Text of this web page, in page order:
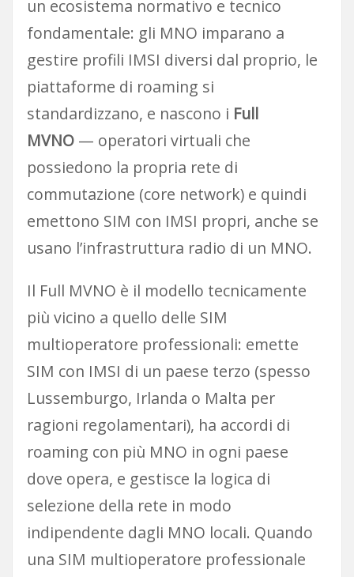
un ecosistema normativo e tecnico
fondamentale: gli MNO imparano a
gestire profili IMSI diversi dal proprio, le
piattaforme di roaming si
standardizzano, e nascono i Full
MVNO— operatori virtuali che
possiedono la propria rete di
commutazione (core network) e quindi
emettono SIM con IMSI propri, anche se
usano l’infrastruttura radio di un MNO.
Il Full MVNO è il modello tecnicamente
più vicino a quello delle SIM
multioperatore professionali: emette
SIM con IMSI di un paese terzo (spesso
Lussemburgo, Irlanda o Malta per
ragioni regolamentari), ha accordi di
roaming con più MNO in ogni paese
dove opera, e gestisce la logica di
selezione della rete in modo
indipendente dagli MNO locali. Quando
una SIM multioperatore professionale